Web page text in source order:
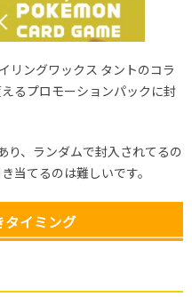
リングワックス タントのコラ
るプロモーションパックに封
り、ランダムで封入されてるの
当てるのは難しいです。
タイミング